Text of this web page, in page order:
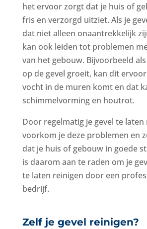
het ervoor zorgt dat je huis of
fris en verzorgd uitziet. Als je
dat niet alleen onaantrekkelijk
kan ook leiden tot problemen
van het gebouw. Bijvoorbeeld
op de gevel groeit, kan dit
vocht in de muren komt en dat
schimmelvorming en houtrot.
Door regelmatig je gevel te laten
voorkom je deze problemen en
dat je huis of gebouw in goede
is daarom aan te raden om je
te laten reinigen door een
bedrijf.
Zelf je gevel reinigen?